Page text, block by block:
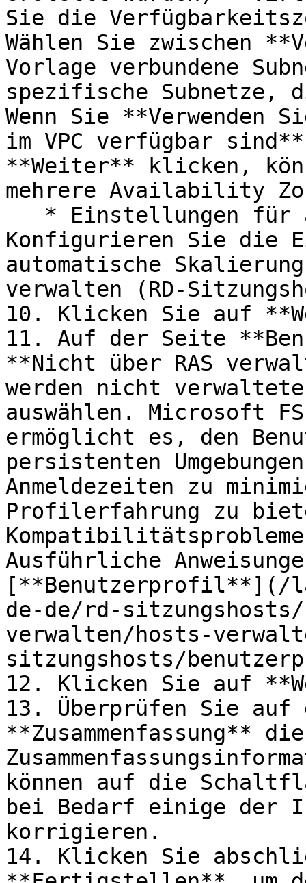
Sie die
Wählen Sie zwischen
Vorlage verbundene
spezifische Subnetze,
Wenn Sie **Verwenden
im VPC verfügbar
**Weiter** klicken,
mehrere Availability
Konfigurieren Sie die
automatische
verwalten (RD-
10. Klicken Sie auf
11. Auf der Seite
**Nicht über RAS
werden nicht
auswählen. Microsoft
ermöglicht es, den
persistenten
Anmeldezeiten zu
Profilerfahrung zu
Ausführliche
[**Benutzerprofil**](/
de-de/rd-
verwalten/hosts-
sitzungshosts/
12. Klicken Sie auf
13. Überprüfen Sie auf
**Zusammenfassung** die
können auf die
bei Bedarf einige der
korrigieren.
14. Klicken Sie